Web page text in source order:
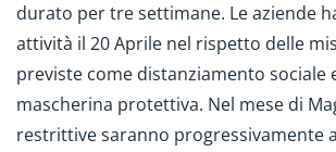
durato per tre settimane. Le aziende
attività il 20 Aprile nel rispetto delle
previste come distanziamento sociale
mascherina protettiva. Nel mese di
restrittive saranno progressivamente